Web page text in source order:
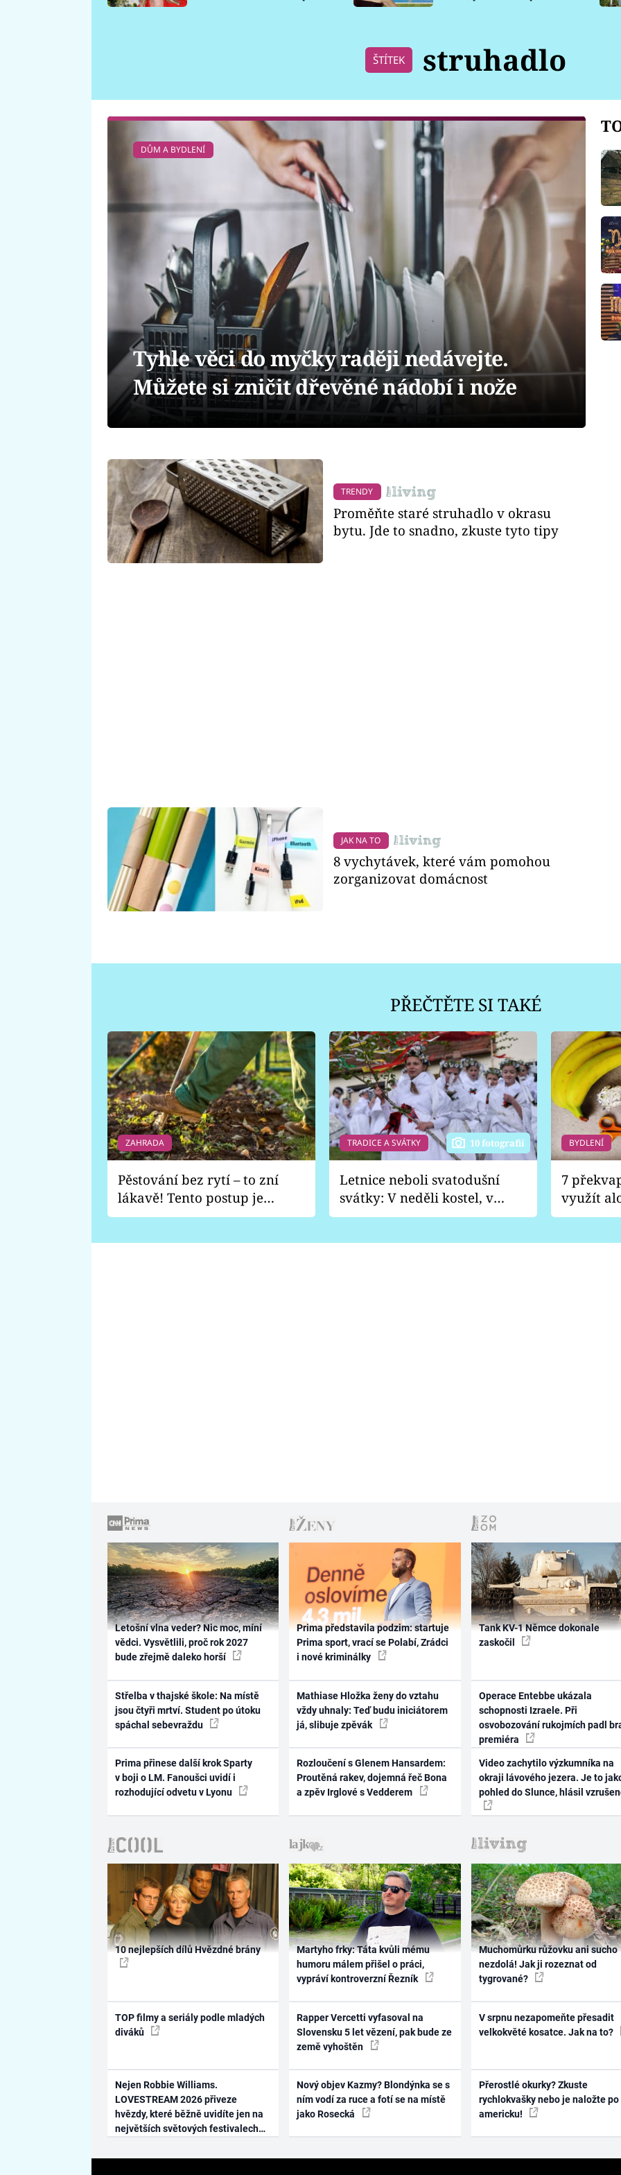
ŠTÍTEK struhadlo
DŮM A BYDLENÍ
Tyhle věci do myčky raději nedávejte.
Můžete si zničit dřevěné nádobí i nože
TRENDY
Proměňte staré struhadlo v okrasu
bytu. Jde to snadno, zkuste tyto tipy
JAK NA TO
8 vychytávek, které vám pomohou
zorganizovat domácnost
PŘEČTĚTE SI TAKÉ
ZAHRADA
Pěstování bez rytí – to zní
lákavě! Tento postup je
vhodný jen pro některé
TRADICE A SVÁTKY 10 fotografií
Letnice neboli svatodušní
svátky: V neděli kostel, v
pondělí zábava
BYDLENÍ
7
využít
Letošní vlna veder? Nic moc, míní
vědci. Vysvětlili, proč rok 2027
bude zřejmě daleko horší
Střelba v thajské škole: Na místě
jsou čtyři mrtví. Student po útoku
spáchal sebevraždu
Prima přinese další krok Sparty
v boji o LM. Fanoušci uvidí i
rozhodující odvetu v Lyonu
Prima představila podzim: startuje
Prima sport, vrací se Polabí, Zrádci
i nové kriminálky
Mathiase Hložka ženy do vztahu
vždy uhnaly: Teď budu iniciátorem
já, slibuje zpěvák
Rozloučení s Glenem Hansardem:
Proutěná rakev, dojemná řeč Bona
a zpěv Irglové s Vedderem
Tank KV-1 Němce dokonale
zaskočil
Operace Entebbe ukázala
schopnosti Izraele. Při
osvobozování rukojmích padl
premiéra
Video zachytilo výzkumníka na
okraji lávového jezera. Je to
pohled do Slunce, hlásil
10 nejlepších dílů Hvězdné brány
TOP filmy a seriály podle mladých
diváků
Nejen Robbie Williams.
LOVESTREAM 2026 přiveze
hvězdy, které běžně uvidíte jen na
největších světových festivalech
Martyho frky: Táta kvůli mému
humoru málem přišel o práci,
vypráví kontroverzní Řezník
Rapper Vercetti vyfasoval na
Slovensku 5 let vězení, pak bude ze
země vyhoštěn
Nový objev Kazmy? Blondýnka se s
ním vodí za ruce a fotí se na místě
jako Rosecká
Muchomůrku růžovku ani sucho
nezdolá! Jak ji rozeznat od
tygrované?
V srpnu nezapomeňte přesadit
velkokvěté kosatce. Jak na to?
Přerostlé okurky? Zkuste
rychlokvašky nebo je naložte po
americku!